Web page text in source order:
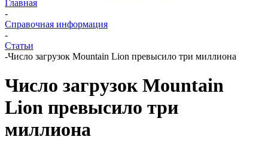
Главная
-
Справочная информация
-
Статьи
-Число загрузок Mountain Lion превысило три миллиона
Число загрузок Mountain
Lion превысило три
миллиона